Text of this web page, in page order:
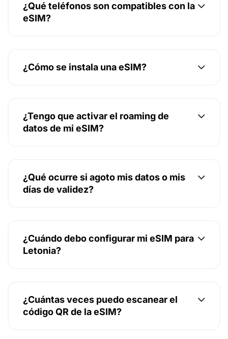
¿Qué teléfonos son compatibles con la
eSIM?
¿Cómo se instala una eSIM?
¿Tengo que activar el roaming de
datos de mi eSIM?
¿Qué ocurre si agoto mis datos o mis
días de validez?
¿Cuándo debo configurar mi eSIM para
Letonia?
¿Cuántas veces puedo escanear el
código QR de la eSIM?